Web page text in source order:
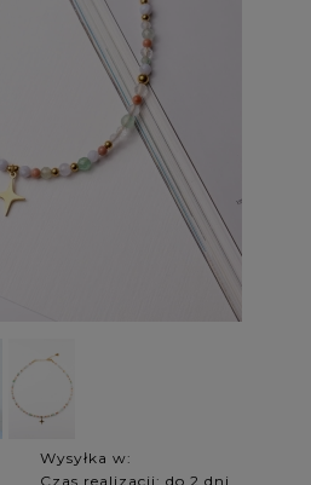
Wysyłka w:
Czas realizacji: do 2 dni